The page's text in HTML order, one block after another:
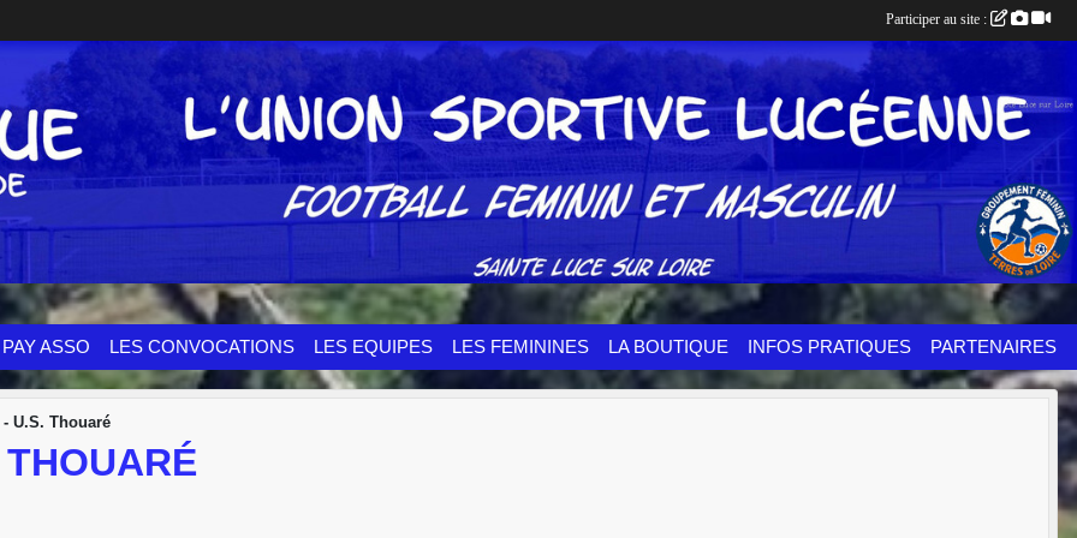
PAY ASSO LES CONVOCATIONS LES EQUIPES LES FEMININES LA BOUTIQUE INFOS PRATIQUES PARTENAIRES
- U.S. Thouaré
Participer au site :